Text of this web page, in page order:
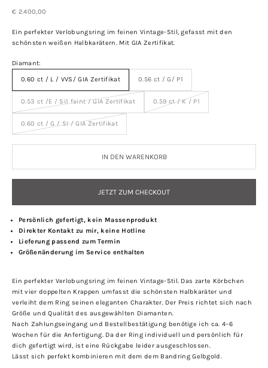
Angebot
€ 2.400,00
Ein perfekter Verlobungsring im feinen Vintage-Stil, gefasst mit den
schönsten weißen Halbkarätern. Mit GIA Zertifikat.
Diamant:
0.60 ct / L / VVS/ GIA Zertifikat 0.56 ct / G/ P1
0.53 ct /E / Si1 faint / GIA Zertifikat 0.59 ct / K / P1
0.60 ct / G / SI / GIA Zertifikat
IN DEN WARENKORB
JETZT ZUM CHECKOUT
Persönlich gefertigt, kein Massenprodukt
Direkter Kontakt zu mir, keine Hotline
Lieferung passend zum Termin
Größenänderung im Service enthalten
Ein perfekter Verlobungsring im feinen Vintage-Stil. Das zarte Körbchen
mit vier doppelten Krappen umfasst die schönsten Halbkaräter und
verleiht dem Ring seinen eleganten Charakter. Der Preis richtet sich nach
Größe und Qualität des ausgewählten Diamanten.
Nach Zahlungseingang und Bestellbestätigung benötige ich ca. 4–6
Wochen für die Anfertigung. Da der Ring individuell und persönlich für
dich gefertigt wird, ist eine Rückgabe leider ausgeschlossen.
Lässt sich perfekt kombinieren mit dem dem Bandring Gelbgold.